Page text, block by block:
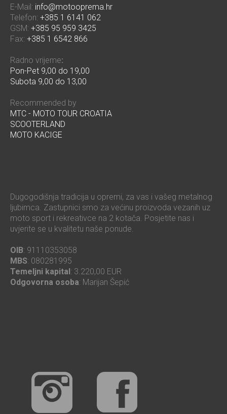
E-Mail: info@motooprema.hr
Telefon: +385 1 6141 062
GSM: +385 95 959 3425
Fax: +385 1 6542 866
Radno vrijeme:
Pon-Pet 9,00 do 19,00
Subota 9,00 do 13,00
Recommended by
MTC - MOTO TOUR CROATIA
SCOOTERLAND
MOTO KACIGE
Dugogodišnja tradicija u opremi, za vas i vašeg metalnog
ljubimca. Zastupnici smo za većinu proizvoda vezanih uz
moto sport i rekreativce na 2 kotača. Posjetite nas i
uvjerite se u kvalitetu naše ponude.
OIB: 91110353058
MBS: 080281995
Temeljni kapital: 3.220,00 EUR
Odgovorna osoba: Marijan Šepić